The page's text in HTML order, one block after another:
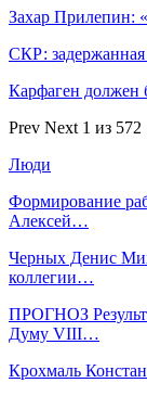
Захар
СКР:
Карфаген должен
Prev Next 1 из 572
Люди
Формирование
Алексей…
Черных Денис
коллегии…
ПРОГНОЗ
Думу VIII…
Крохмаль